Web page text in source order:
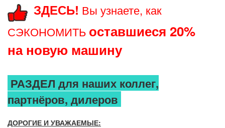
ЗДЕСЬ! Вы узнаете, как
СЭКОНОМИТЬ оставшиеся 20%
на новую машину
РАЗДЕЛ для наших коллег,
партнёров, дилеров
ДОРОГИЕ И УВАЖАЕМЫЕ: